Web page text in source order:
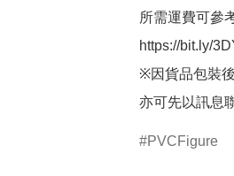
所需運費可參
https://bit.ly/
※因貨品包裝
亦可先以訊息
PVCFigure